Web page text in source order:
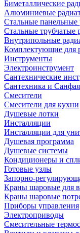
Биметаллические
Алюминиевые
Стальные панельные
Стальные трубчатые
Внутрипольные
Комплектующие для
Инструменты
Электроинструмент
Сантехнические
Сантехника и
Смесители
Смесители для кухни
Душевые лотки
Инсталляции
Инсталляции для
Душевая программа
Душевые системы
Кондиционеры и
Готовые узлы
Запорно-
Краны шаровые для
Краны шаровые
Приборы управления
Электроприводы
Смесительные